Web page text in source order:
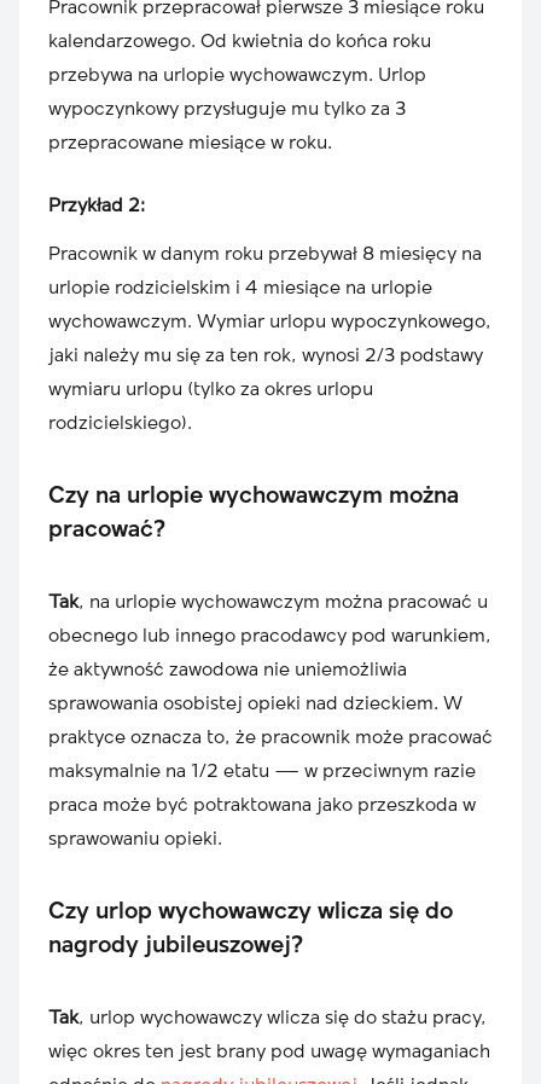
Pracownik przepracował pierwsze 3 miesiące roku
kalendarzowego. Od kwietnia do końca roku
przebywa na urlopie wychowawczym. Urlop
wypoczynkowy przysługuje mu tylko za 3
przepracowane miesiące w roku.
Przykład 2:
Pracownik w danym roku przebywał 8 miesięcy na
urlopie rodzicielskim i 4 miesiące na urlopie
wychowawczym. Wymiar urlopu wypoczynkowego,
jaki należy mu się za ten rok, wynosi 2/3 podstawy
wymiaru urlopu (tylko za okres urlopu
rodzicielskiego).
Czy na urlopie wychowawczym można
pracować?
Tak, na urlopie wychowawczym można pracować u
obecnego lub innego pracodawcy pod warunkiem,
że aktywność zawodowa nie uniemożliwia
sprawowania osobistej opieki nad dzieckiem. W
praktyce oznacza to, że pracownik może pracować
maksymalnie na 1/2 etatu — w przeciwnym razie
praca może być potraktowana jako przeszkoda w
sprawowaniu opieki.
Czy urlop wychowawczy wlicza się do
nagrody jubileuszowej?
Tak, urlop wychowawczy wlicza się do stażu pracy,
więc okres ten jest brany pod uwagę wymaganiach